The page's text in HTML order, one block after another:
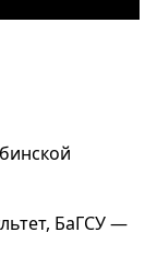
БаГСУ —